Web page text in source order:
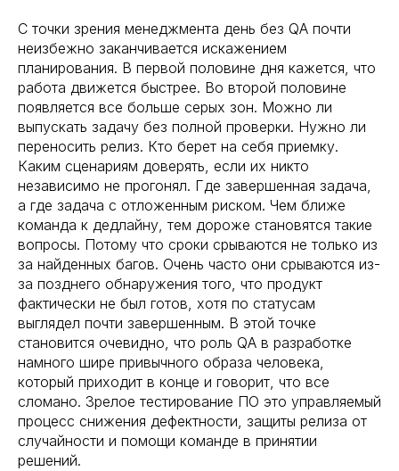
С точки зрения менеджмента день без QA почти
неизбежно заканчивается искажением
планирования. В первой половине дня кажется, что
работа движется быстрее. Во второй половине
появляется все больше серых зон. Можно ли
выпускать задачу без полной проверки. Нужно ли
переносить релиз. Кто берет на себя приемку.
Каким сценариям доверять, если их никто
независимо не прогонял. Где завершенная задача,
а где задача с отложенным риском. Чем ближе
команда к дедлайну, тем дороже становятся такие
вопросы. Потому что сроки срываются не только из
за найденных багов. Очень часто они срываются из-
за позднего обнаружения того, что продукт
фактически не был готов, хотя по статусам
выглядел почти завершенным. В этой точке
становится очевидно, что роль QA в разработке
намного шире привычного образа человека,
который приходит в конце и говорит, что все
сломано. Зрелое тестирование ПО это управляемый
процесс снижения дефектности, защиты релиза от
случайности и помощи команде в принятии
решений.